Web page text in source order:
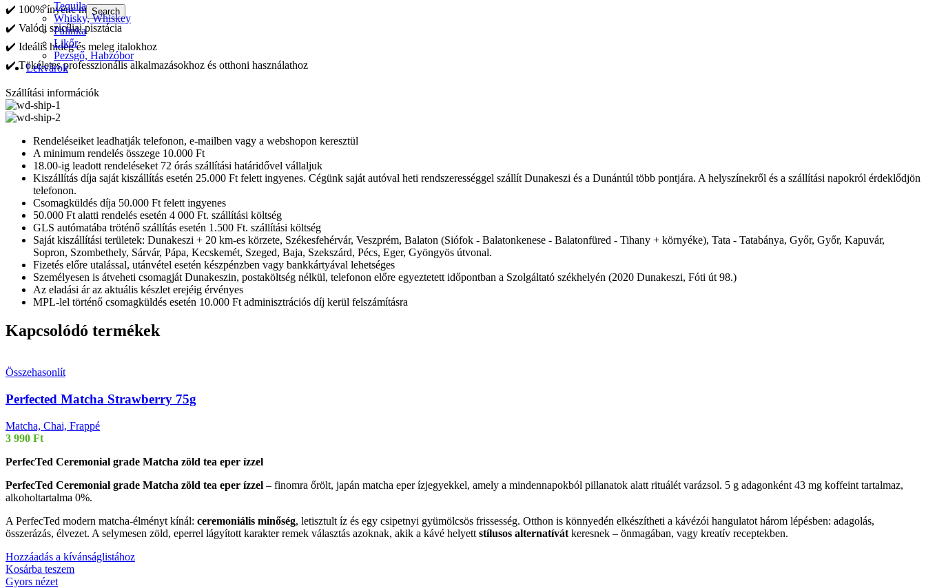
Search
Tequila
Whisky, Whiskey
Pálinka
Likőr
Pezsgő, Habzóbor
Lekvárok
✔️ 100% ínyenc minőség
✔️ Valódi szicíliai pisztácia
✔️ Ideális hideg és meleg italokhoz
✔️ Tökéletes professzionális alkalmazásokhoz és otthoni használathoz
Szállítási információk
Rendeléseiket leadhatják telefonon, e-mailben vagy a webshopon keresztül
A minimum rendelés összege 10.000 Ft
18.00-ig leadott rendeléseket 72 órás szállítási határidővel vállaljuk
Kiszállítás díja saját kiszállítás esetén 25.000 Ft felett ingyenes. Cégünk saját autóval heti rendszerességgel szállít Dunakeszi és a Dunántúl több pontjára. A helyszínekről és a szállítási napokról érdeklődjön
telefonon.
Csomagküldés díja 50.000 Ft felett ingyenes
50.000 Ft alatti rendelés esetén 4 000 Ft. szállítási költség
GLS autómatába tröténő szállítás esetén 1.500 Ft. szállítási költség
Saját kiszállítási területek: Dunakeszi + 20 km-es körzete, Székesfehérvár, Veszprém, Balaton (Siófok - Balatonkenese - Balatonfüred - Tihany + környéke), Tata - Tatabánya, Győr, Győr, Kapuvár,
Sopron, Szombethely, Sárvár, Pápa, Kecskemét, Szeged, Baja, Szekszárd, Pécs, Eger, Gyöngyös útvonal.
Fizetés előre utalással, utánvétel esetén készpénzben vagy bankkártyával lehetséges
Személyesen is átveheti csomagját Dunakeszin, postaköltség nélkül, telefonon előre egyeztetett időpontban a Szolgáltató székhelyén (2020 Dunakeszi, Fóti út 98.)
Az eladási ár az aktuális készlet erejéig érvényes
MPL-lel történő csomagküldés esetén 10.000 Ft adminisztrációs díj kerül felszámításra
Kapcsolódó termékek
Összehasonlít
Perfected Matcha Strawberry 75g
Matcha, Chai, Frappé
3 990 Ft
PerfecTed Ceremonial grade Matcha zöld tea eper ízzel
PerfecTed Ceremonial grade Matcha zöld tea eper ízzel – finomra őrölt, japán matcha eper ízjegyekkel, amely a mindennapokból pillanatok alatt rituálét varázsol. 5 g adagonként 43 mg koffeint tartalmaz,
alkoholtartalma 0%.
A PerfecTed modern matcha-élményt kínál: ceremoniális minőség, letisztult íz és egy csipetnyi gyümölcsös frissesség. Otthon is könnyedén elkészítheti a kávézói hangulatot három lépésben: adagolás,
összerázás, élvezet. A selymesen zöld, eperrel lágyított karakter remek választás azoknak, akik a kávé helyett stílusos alternatívát keresnek – önmagában, vagy kreatív receptekben.
Hozzáadás a kívánságlistához
Kosárba teszem
Gyors nézet